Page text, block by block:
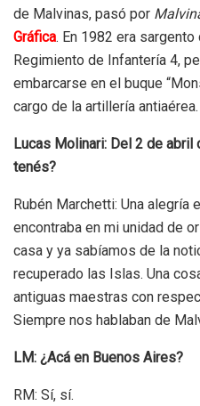
de Malvinas, pasó por
Gráfica. En 1982 era sargento
Regimiento de Infantería 4,
embarcarse en el buque
cargo de la artillería antiaérea.
Lucas Molinari: Del 2 de abril
tenés?
Rubén Marchetti: Una alegría
encontraba en mi unidad de
casa y ya sabíamos de la
recuperado las Islas. Una
antiguas maestras con
Siempre nos hablaban de
LM: ¿Acá en Buenos Aires?
RM: Sí, sí.